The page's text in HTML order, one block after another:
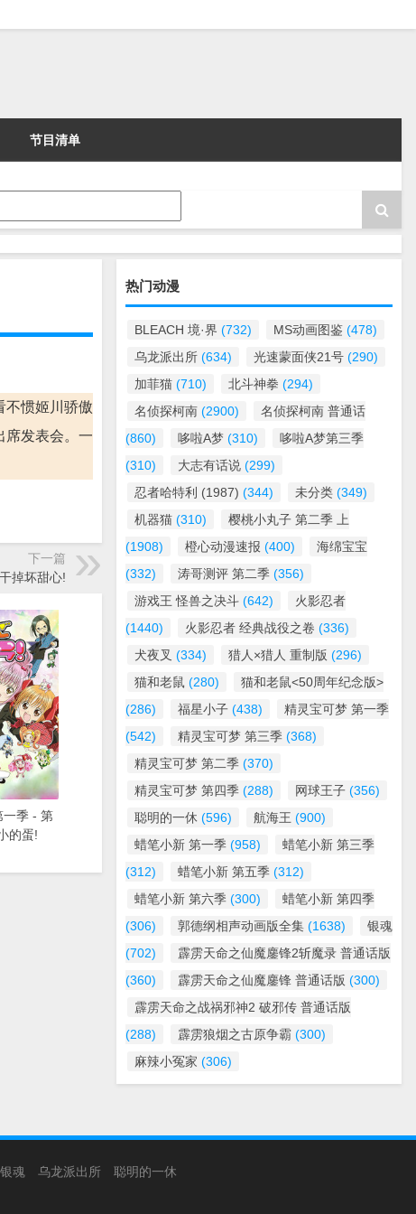
节目清单
不惯姬川骄傲
席发表会。一
下一篇
掉坏甜心!
一季 - 第
的蛋!
热门动漫
BLEACH 境·界 (732) MS动画图鉴 (478)
乌龙派出所 (634) 光速蒙面侠21号 (290)
加菲猫 (710) 北斗神拳 (294)
名侦探柯南 (2900)
名侦探柯南 普通话
(860)
哆啦A梦 (310)
哆啦A梦第三季
(310)
大志有话说 (299)
忍者哈特利 (1987) (344) 未分类 (349)
机器猫 (310)
樱桃小丸子 第二季 上
(1908)
橙心动漫速报 (400)
海绵宝宝
(332)
涛哥测评 第二季 (356)
游戏王 怪兽之决斗 (642)
火影忍者
(1440)
火影忍者 经典战役之卷 (336)
犬夜叉 (334) 猎人×猎人 重制版 (296)
猫和老鼠 (280)
猫和老鼠<50周年纪念版>
(286)
福星小子 (438)
精灵宝可梦 第一季
(542)
精灵宝可梦 第三季 (368)
精灵宝可梦 第二季 (370)
精灵宝可梦 第四季 (288) 网球王子 (356)
聪明的一休 (596) 航海王 (900)
蜡笔小新 第一季 (958)
蜡笔小新 第三季
(312)
蜡笔小新 第五季 (312)
蜡笔小新 第六季 (300)
蜡笔小新 第四季
(306)
郭德纲相声动画版全集 (1638)
银魂
(702)
霹雳天命之仙魔鏖锋2斩魔录 普通话版
(360)
霹雳天命之仙魔鏖锋 普通话版 (300)
霹雳天命之战祸邪神2 破邪传 普通话版
(288)
霹雳狼烟之古原争霸 (300)
麻辣小冤家 (306)
银魂 乌龙派出所 聪明的一休